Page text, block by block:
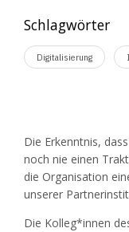
Schlagwörter
Digitalisierung
Die Erkenntnis,
noch nie einen
die Organisation
unserer
Die Kolleg*innen